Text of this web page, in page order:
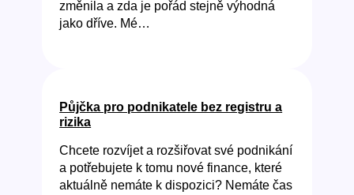
změnila a zda je pořád stejně výhodná
jako dříve. Mé…
Půjčka pro podnikatele bez registru a
rizika
Chcete rozvíjet a rozšiřovat své podnikání
a potřebujete k tomu nové finance, které
aktuálně nemáte k dispozici? Nemáte čas